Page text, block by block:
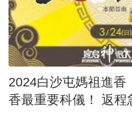
2024白沙屯媽祖進香
香最重要科儀！ 返程